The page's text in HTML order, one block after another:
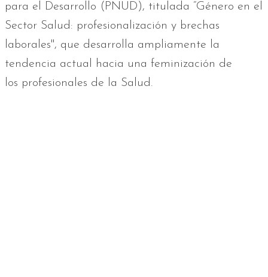
para el Desarrollo (PNUD), titulada “Género en el
Sector Salud: profesionalización y brechas
laborales", que desarrolla ampliamente la
tendencia actual hacia una feminización de
los profesionales de la Salud.